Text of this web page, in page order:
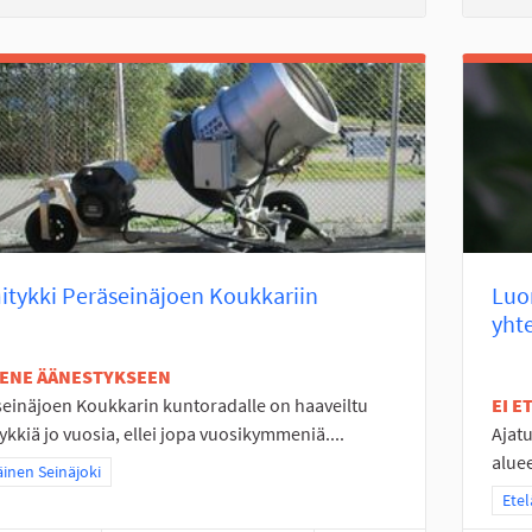
Peräseinäjoen Koukkariin
ÄÄNESTYKSEEN
Koukkarin kuntoradalle on haaveiltu
jo vuosia, ellei jopa vuosikymmeniä....
tulokset teeman mukaan: Eteläinen Seinäjoki
Seinäjoki
EI